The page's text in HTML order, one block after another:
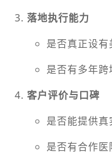
落地执行能力
是否真正设有
是否有多年跨
客户评价与口碑
是否能提供真
是否有合作医